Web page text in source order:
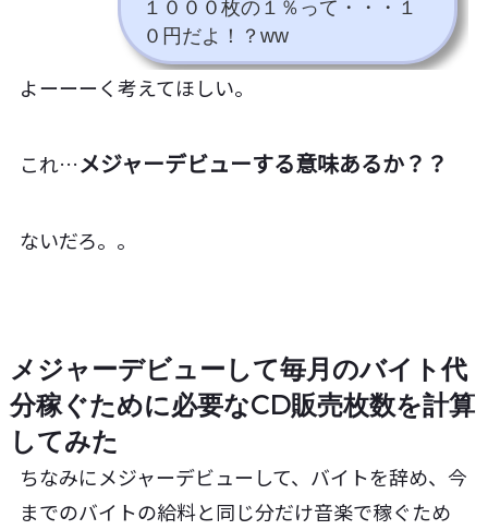
１０００枚の１％って・・・１
０円だよ！？ww
よーーーく考えてほしい。
これ…メジャーデビューする意味あるか？？
ないだろ。。
メジャーデビューして毎月のバイト代
分稼ぐために必要なCD販売枚数を計算
してみた
ちなみにメジャーデビューして、バイトを辞め、今
までのバイトの給料と同じ分だけ音楽で稼ぐため